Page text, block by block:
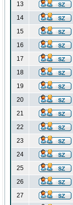
13
14
15
16
17
18
19
20
21
22
23
24
25
26
27